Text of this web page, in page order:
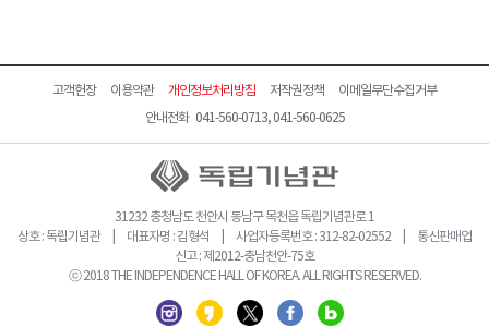
고객헌장 이용약관 개인정보처리방침 저작권정책
이메일무단수집거부
안내전화 041-560-0713, 041-560-0625
31232 충청남도 천안시 동남구 목천읍 독립기념관로 1
상호 : 독립기념관 | 대표자명 : 김형석 | 사업자등록번호 : 312-82-02552 | 통신판매업
신고 : 제2012-충남천안-75호
ⓒ 2018 THE INDEPENDENCE HALL OF KOREA. ALL RIGHTS RESERVED.